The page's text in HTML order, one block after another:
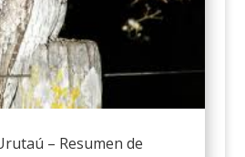
– Resumen de